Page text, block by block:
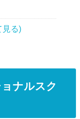
見る)
ナルスク